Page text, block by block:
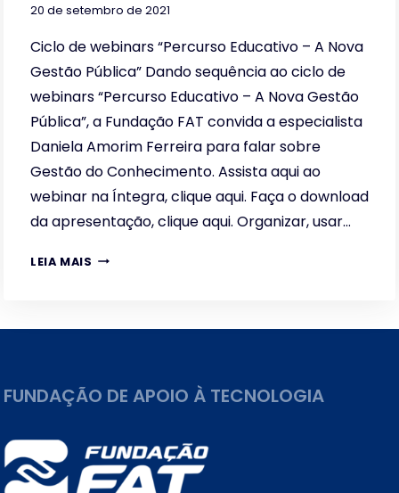
20 de setembro de 2021
Ciclo de webinars “Percurso Educativo – A Nova
Gestão Pública” Dando sequência ao ciclo de
webinars “Percurso Educativo – A Nova Gestão
Pública”, a Fundação FAT convida a especialista
Daniela Amorim Ferreira para falar sobre
Gestão do Conhecimento. Assista aqui ao
webinar na Íntegra, clique aqui. Faça o download
da apresentação, clique aqui. Organizar, usar…
LEIA MAIS GESTÃO
FUNDAÇÃO DE APOIO À TECNOLOGIA